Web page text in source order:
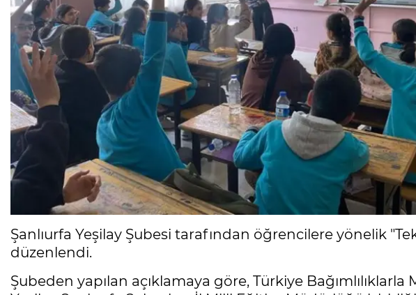
Şanlıurfa Yeşilay Şubesi tarafından öğrencilere yönelik
düzenlendi.
Şubeden yapılan açıklamaya göre, Türkiye